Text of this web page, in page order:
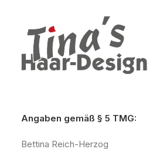
Angaben gemäß § 5 TMG:
Bettina Reich-Herzog